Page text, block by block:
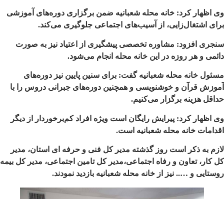
وی اظهار کرد: خانه محله شعبانیه ضمن برگزاری دوره‌های آموزشی
برای اشتغال‌زایی، از آسیب‌های اجتماعی جلوگیری می‌کند.
سنجری افزود: مشاوره تخصصی پیشگیری از اعتیاد نیز به صورت
دائمی و هر روزه در این خانه محله انجام می‌شود.
مسئول خانه محله شعبانیه گفت: برای سنین پایین نیز دوره‌های
آموزش قرآن و خوشنویسی و همچنین دوره‌های جبرانی دروس را با
حداقل هزینه برگزار می‌کنیم.
وی اظهار کرد: پیرایش رایگان است ویژه افراد کم‌برخوردار از دیگر
اقدامات خانه محله شعبانیه است.
لازم به ذکر است روز گذشته مدیر کل فنی و حرفه ای استان، مدیر
کل کار، تعاون و رفاه اجتماعی،مدیر کل تامین اجتماعی، مدیر کل بیمه
روستایی و ….. نیز از خانه محله شعبانیه بازدید نمودند.